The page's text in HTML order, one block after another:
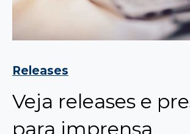
Releases
Veja releases e
para imprensa